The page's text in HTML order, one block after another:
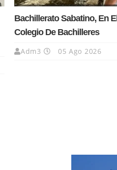
Bachillerato Sabatino, En El
Colegio De Bachilleres
Adm3 05 Ago 2026